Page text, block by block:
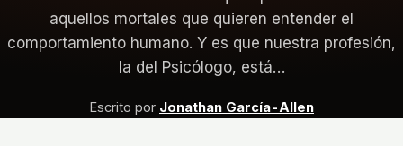
aquellos mortales que quieren entender el
comportamiento humano. Y es que nuestra profesión,
la del Psicólogo, está…
Escrito por Jonathan García-Allen